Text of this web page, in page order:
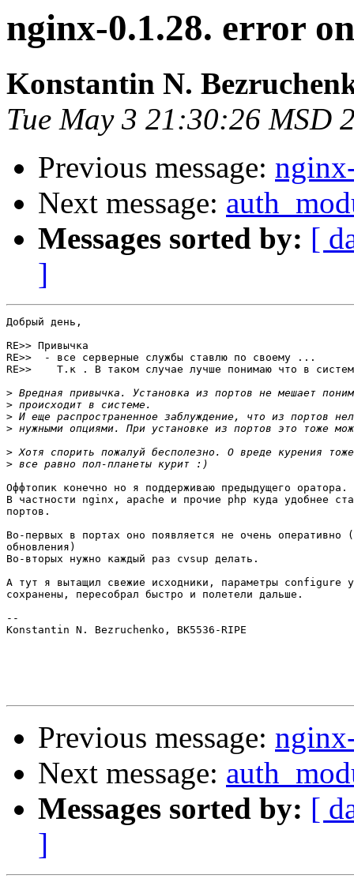
nginx-0.1.28. error
Konstantin N.
Tue May 3 21:30:26 MSD
Previous message:
Next message:
Messages sorted by: [
]
Добрый день,
RE>> Привычка
RE>>  - все серверные службы ставлю по своему ...
RE>>    Т.к . В таком случае лучше понимаю что в
>
>
>
>
>
>
Оффтопик конечно но я поддерживаю предыдущего оратора.
В частности nginx, apache и прочие php куда удобнее
портов.
Во-первых в портах оно появляется не очень оперативно
обновления)
Во-вторых нужно каждый раз cvsup делать.
А тут я вытащил свежие исходники, параметры configure
сохранены, пересобрал быстро и полетели дальше.
--
Konstantin N. Bezruchenko, BK5536-RIPE
Previous message:
Next message:
Messages sorted by: [
]